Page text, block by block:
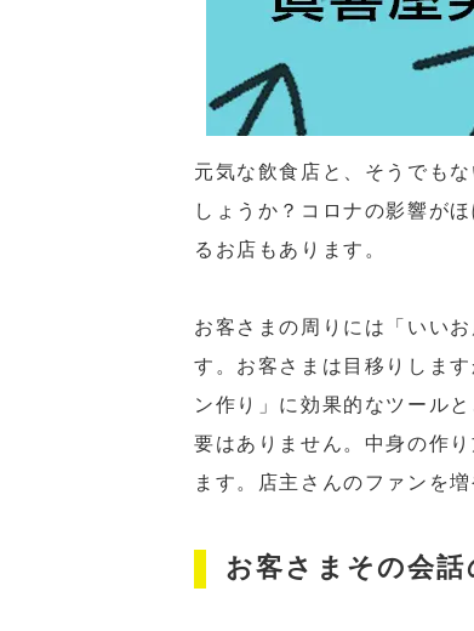
元気な飲食店と、そうでも
しょうか？コロナの影響が
るお店もあります。
お客さまの周りには「いい
す。お客さまは目移りしま
ン作り」に効果的なツール
要はありません。中身の作
ます。店主さんのファンを
お客さまその会